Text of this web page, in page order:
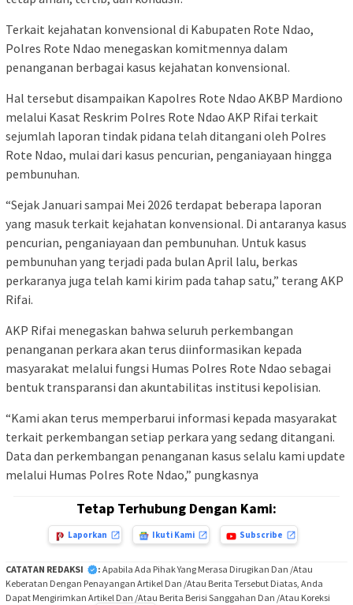
Terkait kejahatan konvensional di Kabupaten Rote Ndao,
Polres Rote Ndao menegaskan komitmennya dalam
penanganan berbagai kasus kejahatan konvensional.
Hal tersebut disampaikan Kapolres Rote Ndao AKBP Mardiono
melalui Kasat Reskrim Polres Rote Ndao AKP Rifai terkait
sejumlah laporan tindak pidana telah ditangani oleh Polres
Rote Ndao, mulai dari kasus pencurian, penganiayaan hingga
pembunuhan.
“Sejak Januari sampai Mei 2026 terdapat beberapa laporan
yang masuk terkait kejahatan konvensional. Di antaranya kasus
pencurian, penganiayaan dan pembunuhan. Untuk kasus
pembunuhan yang terjadi pada bulan April lalu, berkas
perkaranya juga telah kami kirim pada tahap satu,” terang AKP
Rifai.
AKP Rifai menegaskan bahwa seluruh perkembangan
penanganan perkara akan terus diinformasikan kepada
masyarakat melalui fungsi Humas Polres Rote Ndao sebagai
bentuk transparansi dan akuntabilitas institusi kepolisian.
“Kami akan terus memperbarui informasi kepada masyarakat
terkait perkembangan setiap perkara yang sedang ditangani.
Data dan perkembangan penanganan kasus selalu kami update
melalui Humas Polres Rote Ndao,” pungkasnya
Tetap Terhubung Dengan Kami:
Laporkan Ikuti Kami Subscribe
CATATAN REDAKSI : Apabila Ada Pihak Yang Merasa Dirugikan Dan /Atau
Keberatan Dengan Penayangan Artikel Dan /Atau Berita Tersebut Diatas, Anda
Dapat Mengirimkan Artikel Dan /Atau Berita Berisi Sanggahan Dan /Atau Koreksi